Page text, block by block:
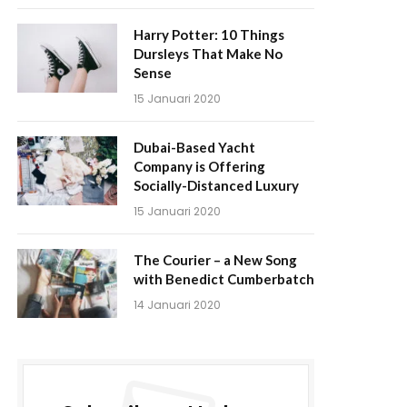
Harry Potter: 10 Things
Dursleys That Make No
Sense
15 Januari 2020
Dubai-Based Yacht
Company is Offering
Socially-Distanced Luxury
15 Januari 2020
The Courier – a New Song
with Benedict Cumberbatch
14 Januari 2020